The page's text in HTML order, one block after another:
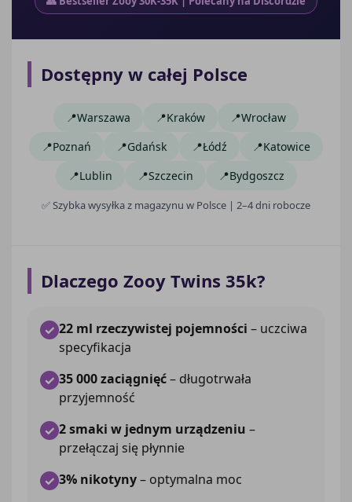
Dostępny w całej Polsce
Warszawa Kraków
Wrocław
Poznań
Gdańsk Łódź
Katowice
Lublin
Szczecin Bydgoszcz
✅ Szybka wysyłka z magazynu w Polsce | 2–4 dni robocze
Dlaczego Zooy Twins 35k?
✓ 22 ml rzeczywistej pojemności – uczciwa
specyfikacja
✓ 35 000 zaciągnięć– długotrwała
przyjemność
✓ 2 smaki w jednym urządzeniu –
przełączaj się płynnie
✓ 3% nikotyny– optymalna moc